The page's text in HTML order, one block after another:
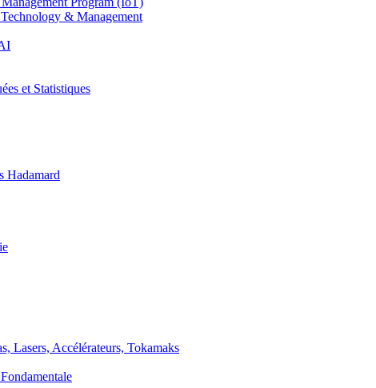
& Management
et Statistiques
Hadamard
Lasers, Accélérateurs, Tokamaks